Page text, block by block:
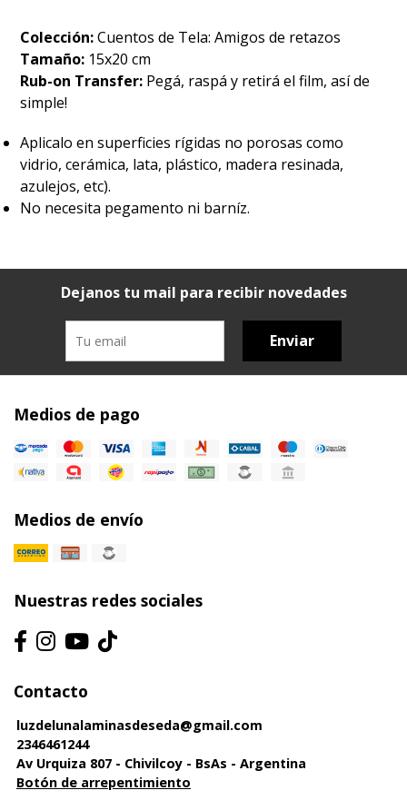
Colección:Cuentos de Tela: Amigos de retazos
Tamaño: 15x20 cm
Rub-on Transfer: Pegá, raspá y retirá el film, así de
simple!
Aplicalo en superficies rígidas no porosas como
vidrio, cerámica, lata, plástico, madera resinada,
azulejos, etc).
No necesita pegamento ni barníz.
Dejanos tu mail para recibir novedades
Enviar
Medios de pago
Medios de envío
Nuestras redes sociales
Contacto
luzdelunalaminasdeseda@gmail.com
2346461244
Av Urquiza 807 - Chivilcoy - BsAs - Argentina
Botón de arrepentimiento